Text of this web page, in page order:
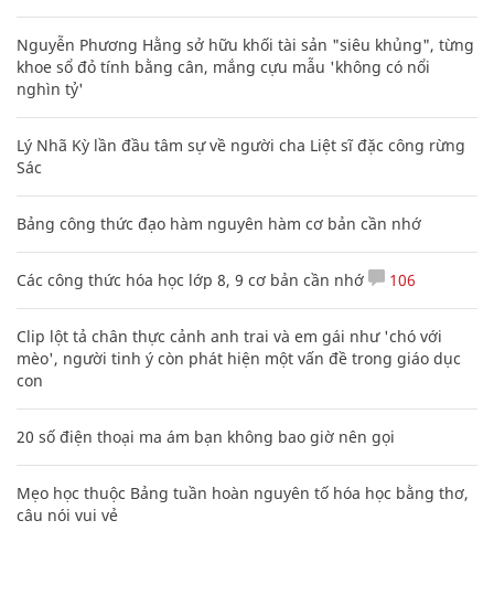
Nguyễn Phương Hằng sở hữu khối tài sản "siêu khủng", từng
khoe sổ đỏ tính bằng cân, mắng cựu mẫu 'không có nổi
nghìn tỷ'
Lý Nhã Kỳ lần đầu tâm sự về người cha Liệt sĩ đặc công rừng
Sác
Bảng công thức đạo hàm nguyên hàm cơ bản cần nhớ
Các công thức hóa học lớp 8, 9 cơ bản cần nhớ 106
Clip lột tả chân thực cảnh anh trai và em gái như 'chó với
mèo', người tinh ý còn phát hiện một vấn đề trong giáo dục
con
20 số điện thoại ma ám bạn không bao giờ nên gọi
Mẹo học thuộc Bảng tuần hoàn nguyên tố hóa học bằng thơ,
câu nói vui vẻ